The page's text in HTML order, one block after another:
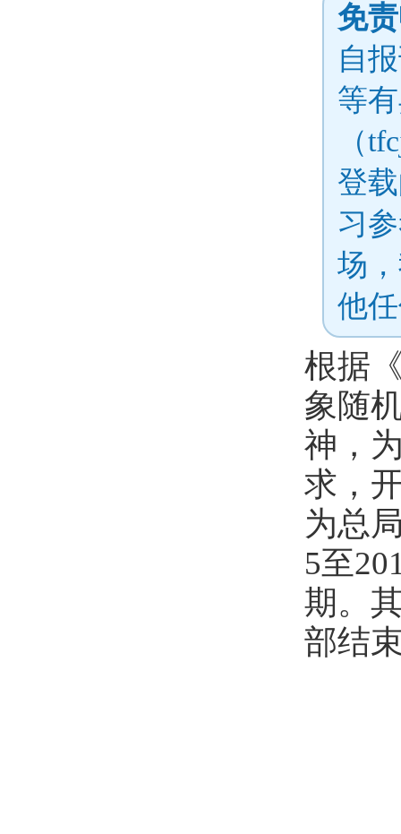
免
自
等
（
登
习
场
他
根据
象随
神，
求，
为总
5至
期。
部结